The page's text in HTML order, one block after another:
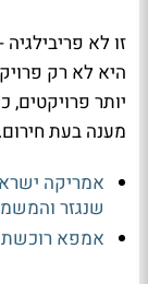
זו לא
היא לא רק
יותר
מענה בעת חירום.
שנגזר
אמפא רוכשת את